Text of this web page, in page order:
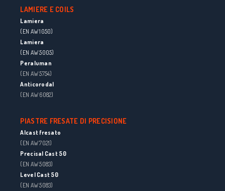
LAMIERE E COILS
Lamiera
(EN AW 1050)
Lamiera
(EN AW 5005)
Peraluman
(EN AW 5754)
Anticorodal
(EN AW 6082)
PIASTRE FRESATE DI PRECISIONE
Alcast fresato
(EN AW 7021)
Precisal Cast 50
(EN AW 5083)
Level Cast 50
(EN AW 5083)